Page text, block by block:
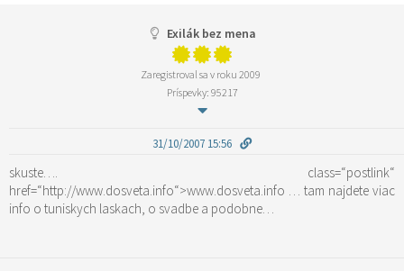
Exilák bez mena
Zaregistroval sa v roku 2009
Príspevky: 95217
31/10/2007 15:56
skuste…. class=“postlink“
href=“http://www.dosveta.info“>www.dosveta.info … tam najdete viac
info o tuniskych laskach, o svadbe a podobne…